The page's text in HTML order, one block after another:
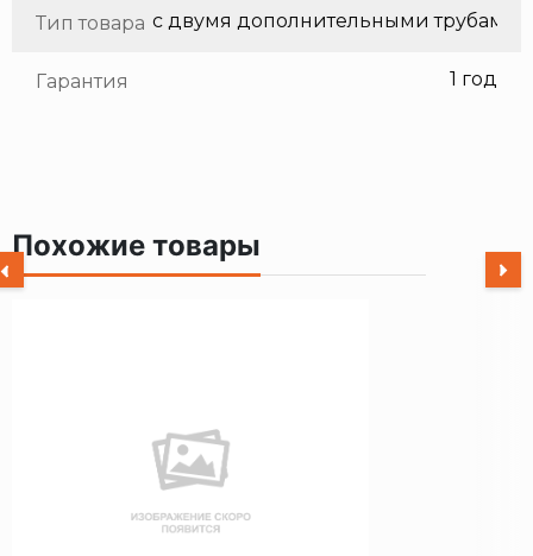
Тип товара с двумя дополнительными трубами
Гарантия 1 год
Похожие товары